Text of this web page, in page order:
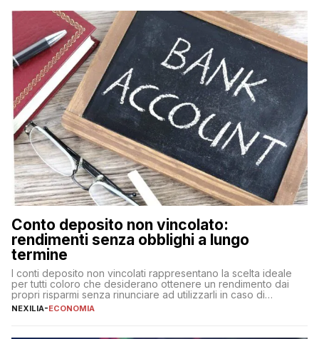
fare se non […]
Conto deposito non vincolato:
rendimenti senza obblighi a lungo
termine
I conti deposito non vincolati rappresentano la scelta ideale
per tutti coloro che desiderano ottenere un rendimento dai
propri risparmi senza rinunciare ad utilizzarli in caso di
necessità. A differenza delle forme vincolate tradizionali,
NEXILIA-ECONOMIA